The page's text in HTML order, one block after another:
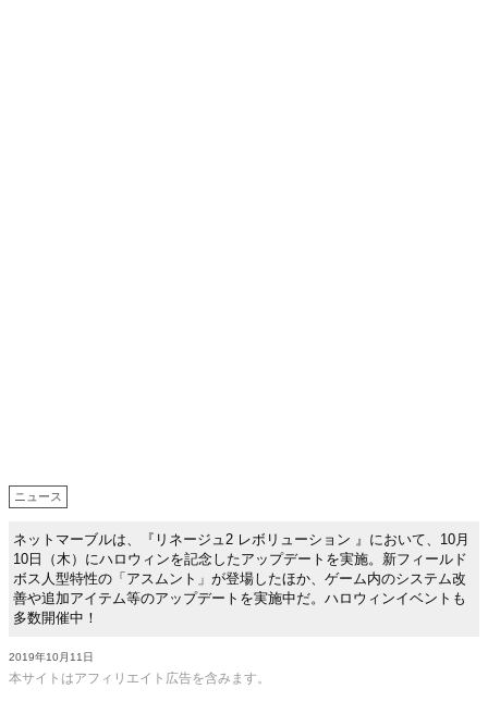
ニュース
ネットマーブルは、『リネージュ2 レボリューション 』において、10月
10日（木）にハロウィンを記念したアップデートを実施。新フィールド
ボス人型特性の「アスムント」が登場したほか、ゲーム内のシステム改
善や追加アイテム等のアップデートを実施中だ。ハロウィンイベントも
多数開催中！
2019年10月11日
本サイトはアフィリエイト広告を含みます。